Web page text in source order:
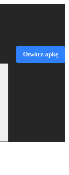
Otwórz apkę